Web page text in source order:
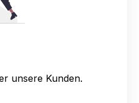
unsere Kunden.